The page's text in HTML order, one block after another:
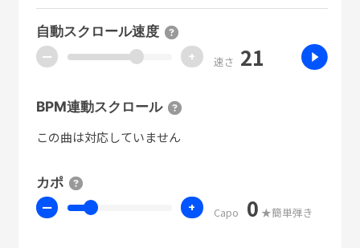
自動スクロール速度
ー + 速さ 21
BPM連動スクロール
この曲は対応していません
カポ
ー + Capo 0 ★簡単弾き